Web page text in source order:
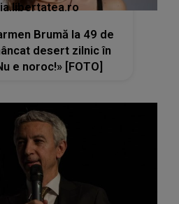
Brumă la 49 de
desert zilnic în
e noroc!» [FOTO]